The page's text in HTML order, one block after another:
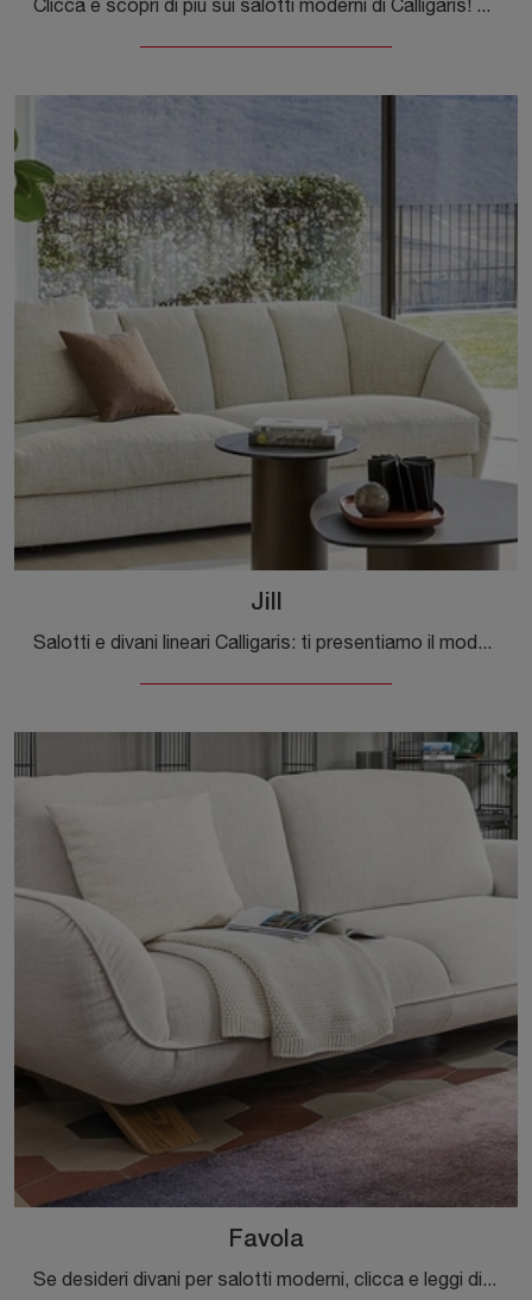
Clicca e scopri di più sui salotti moderni di Calligaris! Diversi modelli di divani, come Norma, ti attendono.
Jill
Salotti e divani lineari Calligaris: ti presentiamo il modello Jill in tessuto per valorizzare il soggiorno.
Favola
Se desideri divani per salotti moderni, clicca e leggi di più sul modello Favola in tessuto dell'azienda Calligaris.